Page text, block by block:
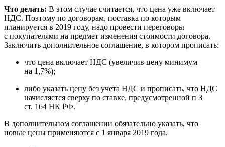
Что делать: В этом случае считается, что цена уже включает
НДС. Поэтому по договорам, поставка по которым
планируется в 2019 году, надо провести переговоры
с покупателями на предмет изменения стоимости договора.
Заключить дополнительное соглашение, в котором прописать:
что цена включает НДС (увеличив цену минимум
на 1,7%);
либо указать цену без учета НДС и прописать, что НДС
начисляется сверху по ставке, предусмотренной п 3
ст. 164 НК РФ.
В дополнительном соглашении обязательно указать, что
новые цены применяются с 1 января 2019 года.